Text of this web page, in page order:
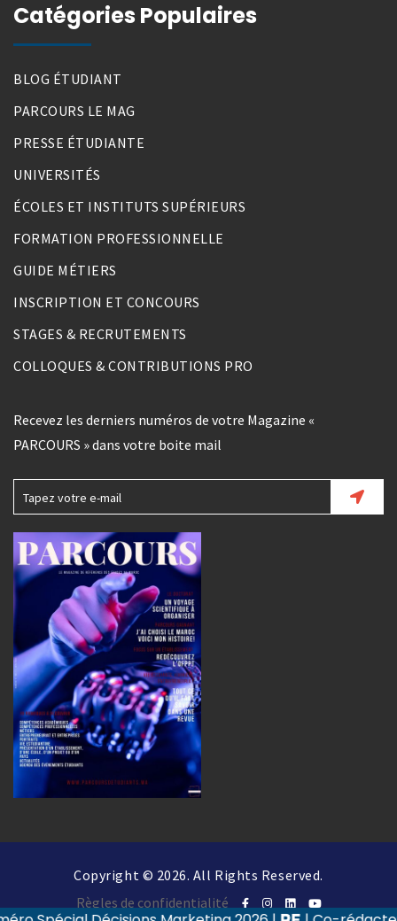
Catégories Populaires
BLOG ÉTUDIANT
PARCOURS LE MAG
PRESSE ÉTUDIANTE
UNIVERSITÉS
ÉCOLES ET INSTITUTS SUPÉRIEURS
FORMATION PROFESSIONNELLE
GUIDE MÉTIERS
INSCRIPTION ET CONCOURS
STAGES & RECRUTEMENTS
COLLOQUES & CONTRIBUTIONS PRO
Recevez les derniers numéros de votre Magazine «
PARCOURS » dans votre boite mail
Copyright © 2026. All Rights Reserved.
Règles de confidentialité